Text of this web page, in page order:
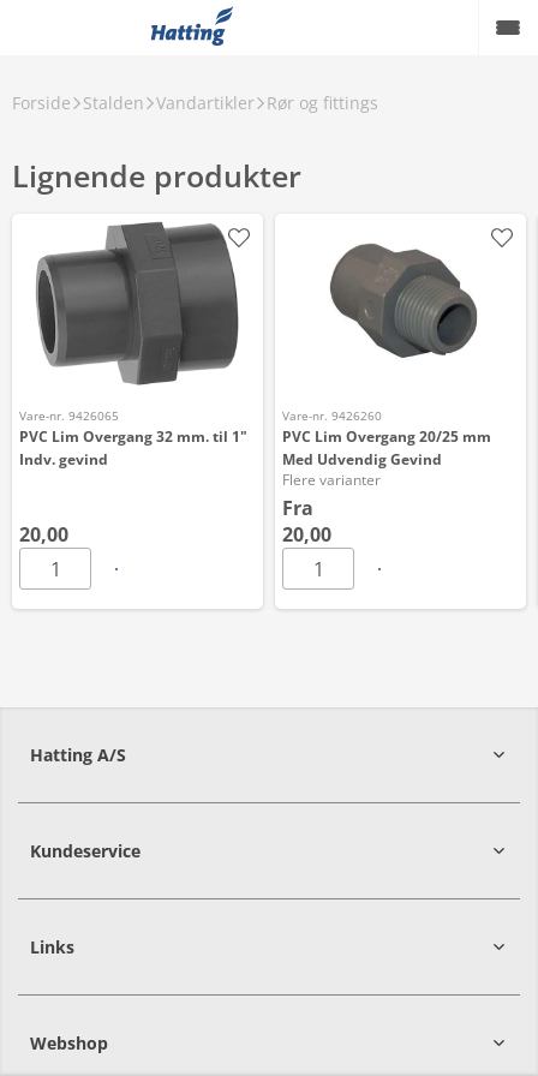
Forside Stalden Vandartikler Rør og fittings
Lignende produkter
Vare-nr. 9426065
PVC Lim Overgang 32 mm. til 1"
Indv. gevind
20,00
Vare-nr. 9426260
PVC Lim Overgang 20/25 mm
Med Udvendig Gevind
Flere varianter
Fra
20,00
Hatting A/S
8700Horsens
Kundeservice
Links
Webshop